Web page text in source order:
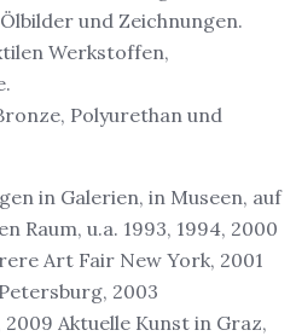
und Zeichnungen.
Werkstoffen,
Polyurethan und
in Galerien, in Museen, auf
Raum, u.a. 1993, 1994, 2000
Art Fair New York, 2001
2003
Aktuelle Kunst in Graz,